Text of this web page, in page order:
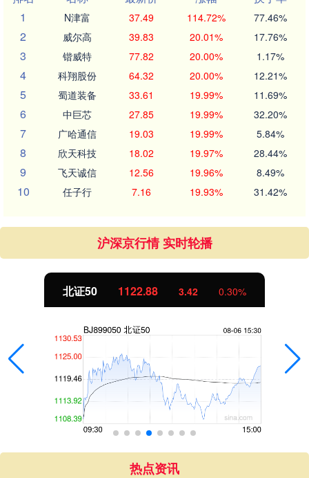
1
N津富 37.49 114.72% 77.46%
2 威尔高 39.83 20.01% 17.76%
3 锴威特 77.82 20.00% 1.17%
4 科翔股份 64.32 20.00% 12.21%
5 蜀道装备 33.61 19.99% 11.69%
6 中巨芯 27.85 19.99% 32.20%
7 广哈通信 19.03 19.99% 5.84%
8 欣天科技 18.02 19.97% 28.44%
9 飞天诚信 12.56 19.96% 8.49%
10 任子行 7.16 19.93% 31.42%
沪深京行情 实时轮播
北证50 1122.88 3.42 0.30%
热点资讯